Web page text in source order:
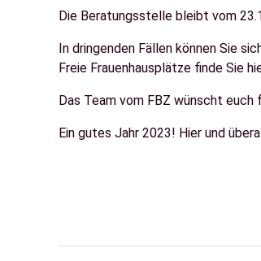
Die Beratungsstelle bleibt vom
In dringenden Fällen können Sie
Freie Frauenhausplätze finde Sie
Das Team vom FBZ wünscht euch
Ein gutes Jahr 2023! Hier und